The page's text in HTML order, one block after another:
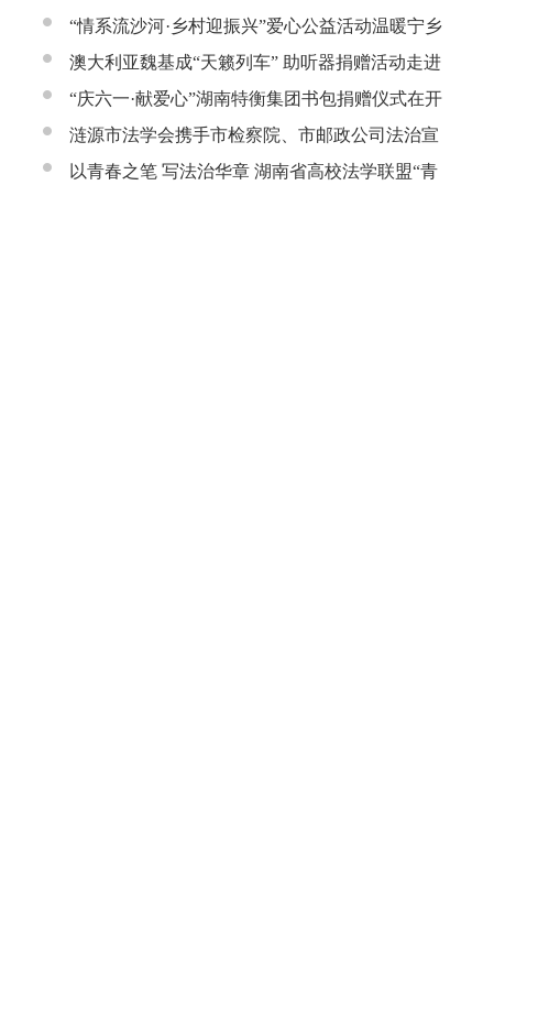
新之魂 湖南青年公证人为知识产权保护筑牢防线
“情系流沙河·乡村迎振兴”爱心公益活动温暖宁乡
市流沙河镇
澳大利亚魏基成“天籁列车” 助听器捐赠活动走进
开慧镇
“庆六一·献爱心”湖南特衡集团书包捐赠仪式在开
慧镇举行
涟源市法学会携手市检察院、市邮政公司法治宣
讲走进七星街镇仙洞中学
以青春之笔 写法治华章 湖南省高校法学联盟“青